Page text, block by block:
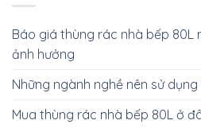
Báo giá thùng rác nhà bếp 80L
ảnh hưởng
Những ngành nghề nên sử
Mua thùng rác nhà bếp 80L ở